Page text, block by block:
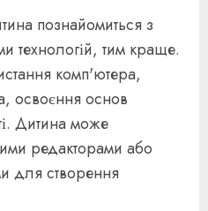
познайомиться з
технологій, тим краще.
комп'ютера,
освоєння основ
Дитина може
редакторами або
для створення